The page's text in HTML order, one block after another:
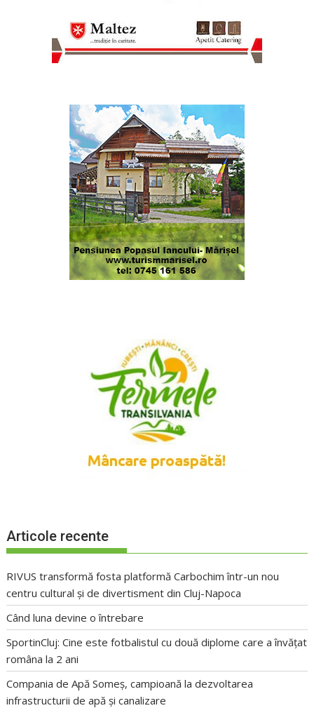
Articole recente
RIVUS transformă fosta platformă Carbochim într-un nou
centru cultural și de divertisment din Cluj-Napoca
Când luna devine o întrebare
SportinCluj: Cine este fotbalistul cu două diplome care a învățat
româna la 2 ani
Compania de Apă Someș, campioană la dezvoltarea
infrastructurii de apă și canalizare